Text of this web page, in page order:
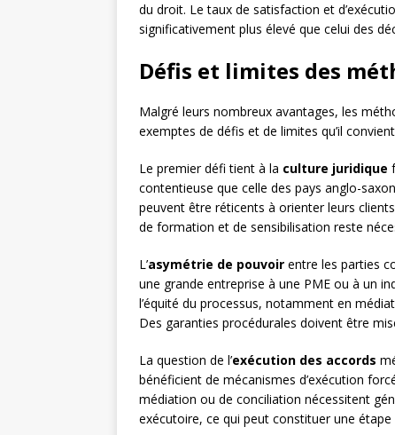
du droit. Le taux de satisfaction et
significativement plus élevé que celui des
Défis et limites des
Malgré leurs nombreux avantages, les
exemptes de défis et de limites qu’il
Le premier défi tient à la culture juridique
contentieuse que celle des pays anglo-
peuvent être réticents à orienter leurs
de formation et de sensibilisation reste
L’asymétrie de pouvoir entre les parties
une grande entreprise à une PME ou à un
l’équité du processus, notamment en
Des garanties procédurales doivent être
La question de l’exécution des accords
bénéficient de mécanismes d’exécution
médiation ou de conciliation nécessitent
exécutoire, ce qui peut constituer une étape